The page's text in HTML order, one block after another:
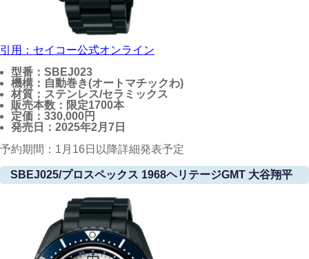
引用：セイコー公式オンライン
型番：SBEJ023
機構：自動巻き(オートマチックわ)
材質：ステンレス/セラミックス
販売本数：限定1700本
定価：330,000円
発売日：2025年2月7日
予約期間：1月16日以降詳細発表予定
SBEJ025/プロスペックス 1968ヘリテージGMT 大谷翔平